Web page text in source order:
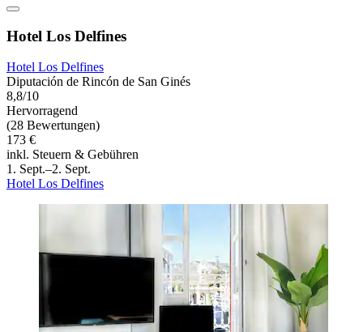
Hotel Los Delfines
Hotel Los Delfines
Diputación de Rincón de San Ginés
8,8/10
Hervorragend
(28 Bewertungen)
173 €
inkl. Steuern & Gebühren
1. Sept.–2. Sept.
Hotel Los Delfines